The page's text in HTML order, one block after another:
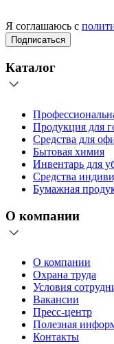
Я соглашаюсь с
Подписаться
Каталог
Продукция для
Средства для
Бытовая химия
Инвентарь для
Средства
Бумажная
О компании
О компании
Охрана труда
Условия
Вакансии
Пресс-центр
Полезная
Контакты